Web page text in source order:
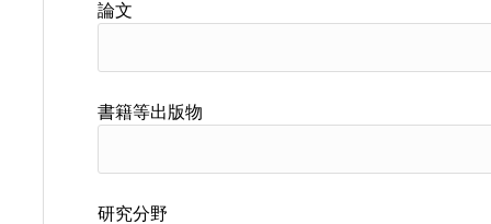
論文
書籍等出版物
研究分野